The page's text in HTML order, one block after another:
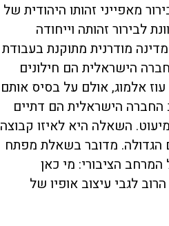
מאפייני זהותו היהודית של
לבירור זהותה וייחודה
מודרנית מתוקנת בעבודת
הישראלית הם חילונים
עוז אלמוג, אולם על בסיס אותם
החברה הישראלית הם דתיים
השאלה היא לאיזו קבוצה
הגדולה. מדובר בשאלת מפתח
הציבורי: מי כאן
לגבי עיצוב אופיו של